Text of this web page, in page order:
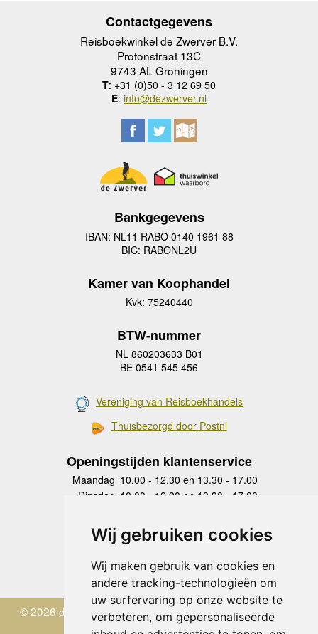
Wij gebruiken cookies
Wij maken gebruik van cookies en
andere tracking-technologieën om
uw surfervaring op onze website te
verbeteren, om gepersonaliseerde
Contactgegevens
Reisboekwinkel de Zwerver B.V.
Protonstraat 13C
9743 AL Groningen
T: +31 (0)50 - 3 12 69 50
E: info@dezwerver.nl
Bankgegevens
IBAN: NL11 RABO 0140 1961 88
BIC: RABONL2U
Kamer van Koophandel
Kvk: 75240440
BTW-nummer
NL 860203633 B01
BE 0541 545 456
Vereniging van Reisboekhandels
Thuisbezorgd door Postnl
Openingstijden klantenservice
Maandag 10.00 - 12.30 en 13.30 - 17.00
Dinsdag 10.00 - 12.30 en 13.30 - 17.00
Donderdag
10.00 - 12.30 en 13.30 - 17.00
Vrijdag 10.00 - 12.30 en 13.30 - 17.00
Zaterdag
gesloten
Zondag gesloten
© 2026 de Zwerver